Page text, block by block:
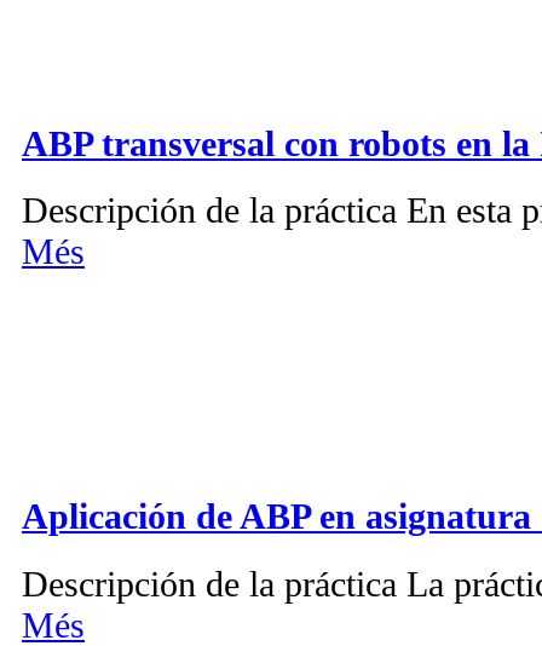
ABP transversal con robots en
Descripción de la práctica En esta
Més
Aplicación de ABP en
Descripción de la práctica La
Més